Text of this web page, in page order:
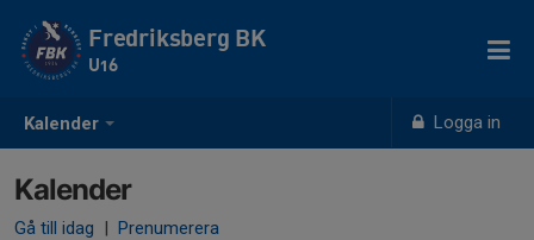
Kalender Logga in
Fredriksberg BK
U16
Kalender
Gå till idag | Prenumerera